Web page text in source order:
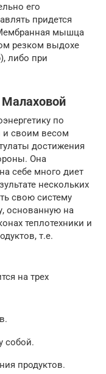
его
придется
мышца
резком выдохе
либо при
по
и своим весом
достижения
Она
себе много диет
нескольких
свою систему
основанную на
теплотехники и
т.е.
на трех
собой.
продуктов.